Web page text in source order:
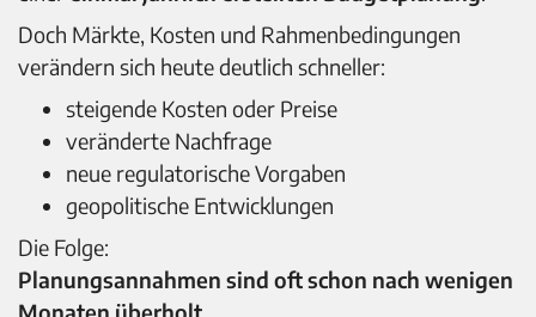
Doch Märkte, Kosten und Rahmenbedingungen
verändern sich heute deutlich schneller:
steigende Kosten oder Preise
veränderte Nachfrage
neue regulatorische Vorgaben
geopolitische Entwicklungen
Die Folge:
Planungsannahmen sind oft schon nach wenigen